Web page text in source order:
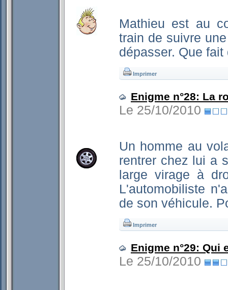
Mathieu est au
train de suivre
dépasser. Que
Imprimer
Enigme n°28: La
Le 25/10/2010
Un homme au
rentrer chez lui a
large virage à
L'automobiliste
de son véhicule.
Imprimer
Enigme n°29: Qui
Le 25/10/2010